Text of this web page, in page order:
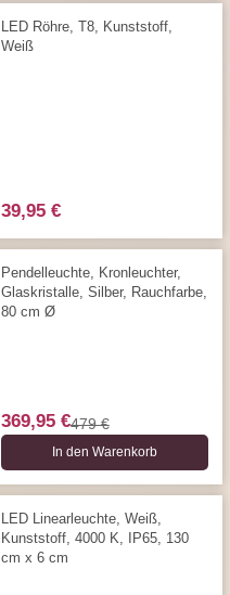
LED Röhre, T8, Kunststoff,
Weiß
39,95 €
Pendelleuchte, Kronleuchter,
Glaskristalle, Silber, Rauchfarbe,
80 cm Ø
369,95 €479 €
In den Warenkorb
LED Linearleuchte, Weiß,
Kunststoff, 4000 K, IP65, 130
cm x 6 cm